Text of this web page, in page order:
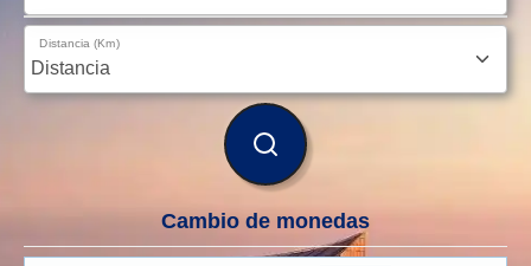
Distancia (Km)
BUSCAR
Cambio de monedas